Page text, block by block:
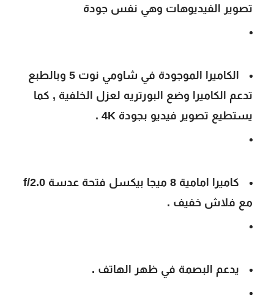
تصوير الفيديوهات وهي نفس جودة
الكاميرا الموجودة في شاومي نوت 5 وبالطبع
تدعم الكاميرا وضع البورتريه لعزل الخلفية , كما
يستطيع تصوير فيديو بجودة 4K .
كاميرا امامية 8 ميجا بيكسل فتحة عدسة f/2.0
مع فلاش خفيف .
يدعم البصمة في ظهر الهاتف .